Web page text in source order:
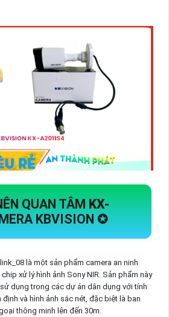
QUAN TÂMKX-
KBVISION ✪
là một sản phẩm camera an ninh
xử lý hình ảnh Sony NIR. Sản phẩm này
dụng trong các dự án dân dụng với tính
và hình ảnh sắc nét, đặc biệt là ban
thông minh lên đến 30m.